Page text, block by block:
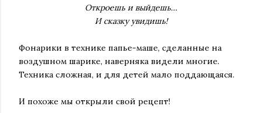
Откроешь и выйдешь…
И сказку увидишь!
Фонарики в технике папье-маше, сделанные на
воздушном шарике, наверняка видели многие.
Техника сложная, и для детей мало поддающаяся.
И похоже мы открыли свой рецепт!